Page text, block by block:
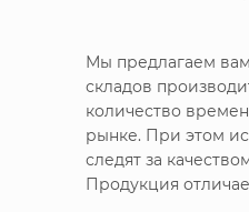
Мы предлагаем
складов
количество
рынке. При этом
следят за
Продукция